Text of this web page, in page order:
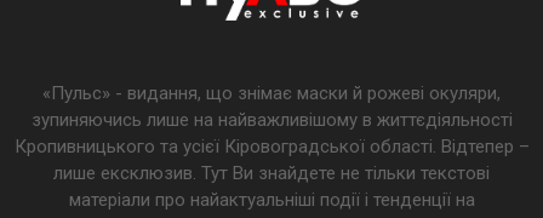
«Пульс» - видання, що знімає маски й рожеві окуляри,
зупиняючись лише на найважливішому в життєдіяльності
Кропивницького та усієї Кіровоградської області. Відтепер –
лише ексклюзив. Тут Ви знайдете не тільки текстові
матеріали про найактуальніші події і тенденції на